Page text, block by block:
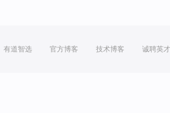
有道智选 官方博客 技术博客 诚聘英才